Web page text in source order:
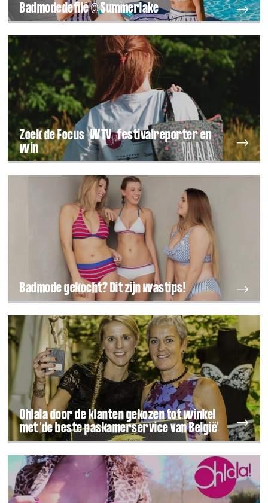
Badmodedefilé @ Summerlake
Zoek de Focus-WTV-festivalreporter en
win
Badmode gekocht? Dit zijn wastips!
Ohlala door de klanten gekozen tot winkel
met 'de beste paskamerservice van België'